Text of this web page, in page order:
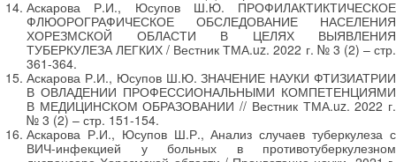
Аскарова Р.И., Юсупов Ш.Ю. ПРОФИЛАКТИКТИЧЕСКОЕ
ФЛЮОРОГРАФИЧЕСКОЕ ОБСЛЕДОВАНИЕ НАСЕЛЕНИЯ
ХОРЕЗМСКОЙ ОБЛАСТИ В ЦЕЛЯХ ВЫЯВЛЕНИЯ
ТУБЕРКУЛЕЗА ЛЕГКИХ / Вестник ТМА.uz. 2022 г. № 3 (2) – стр.
361-364.
Аскарова Р.И., Юсупов Ш.Ю. ЗНАЧЕНИЕ НАУКИ ФТИЗИАТРИИ
В ОВЛАДЕНИИ ПРОФЕССИОНАЛЬНЫМИ КОМПЕТЕНЦИЯМИ
В МЕДИЦИНСКОМ ОБРАЗОВАНИИ // Вестник ТМА.uz. 2022 г.
№ 3 (2) – стр. 151-154.
Аскарова Р.И., Юсупов Ш.Р., Анализ случаев туберкулеза с
ВИЧ-инфекцией у больных в противотуберкулезном